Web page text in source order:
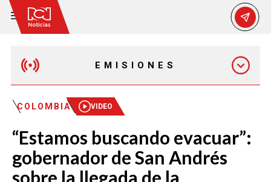
EMISIONES
EMISIÓN 12:30 PM
EMISIÓN 7:00 PM
COLOMBIA VIDEO
“Estamos buscando evacuar”:
gobernador de San Andrés
sobre la llegada de la